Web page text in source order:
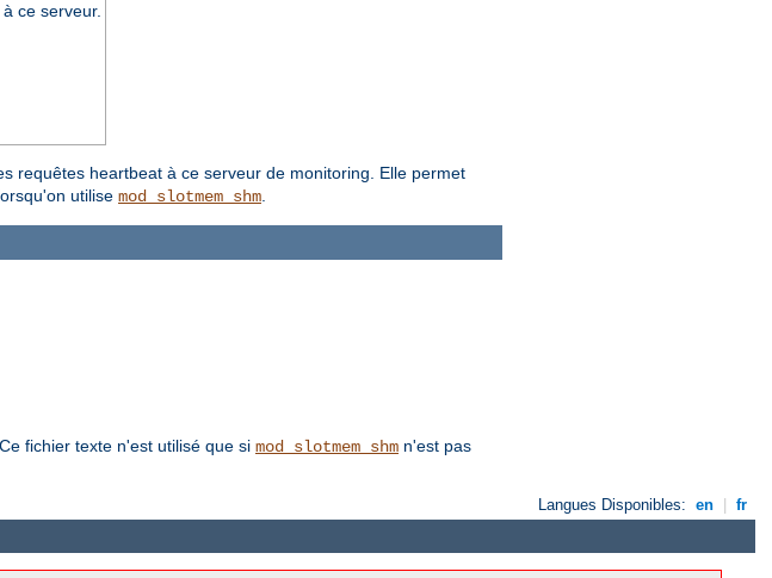
ce serveur.
requêtes heartbeat à ce serveur de monitoring. Elle permet
utilise mod_slotmem_shm.
fichier texte n'est utilisé que si mod_slotmem_shm n'est pas
Langues Disponibles: en | fr